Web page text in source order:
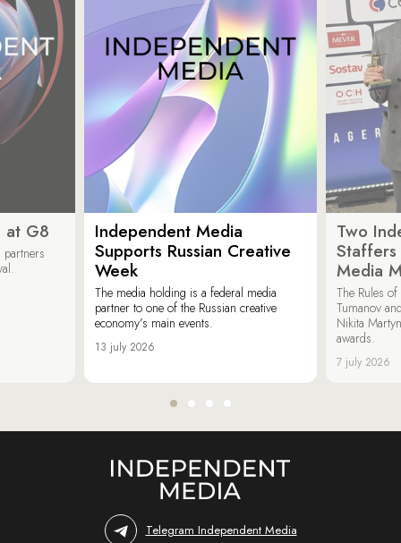
at G8
Independent Media
Supports Russian Creative
Week
The media holding is a federal media
partner to one of the Russian creative
economy’s main events.
13 july 2026
Two
Media
The Rules
Tumanov
Nikita
awards.
7 july 2026
Telegram Independent Media